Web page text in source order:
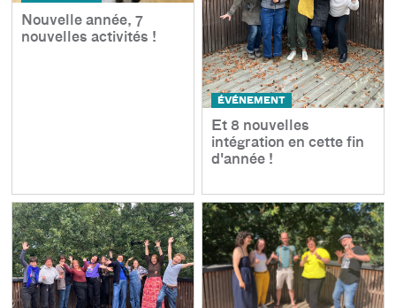
Nouvelle année, 7
nouvelles activités !
ÉVÉNEMENT
Et 8 nouvelles
intégration en cette fin
d'année !